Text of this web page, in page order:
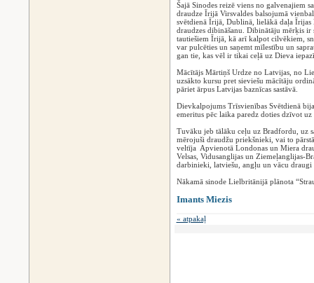
Šajā Sinodes reizē viens no galvenajiem
draudze Īrijā Virsvaldes balsojumā
svētdienā Īrijā, Dublinā, lielākā daļa Īrijas
draudzes dibināšanu. Dibinātāju mērķis
tautiešiem Īrijā, kā arī kalpot cilvēkiem,
var pulcēties un saņemt mīlestību un
gan tie, kas vēl ir tikai ceļā uz Dieva
Mācītājs Mārtiņš Urdze no Latvijas, no
uzsākto kursu pret sieviešu mācītāju
pāriet ārpus Latvijas baznīcas sastāvā.
Dievkalpojums Trīsvienības Svētdienā
emeritus pēc laika paredz doties dzīvot
Tuvāku jeb tālāku ceļu uz Bradfordu, uz
mērojuši draudžu priekšnieki, vai to
veltīja Apvienotā Londonas un Miera
Velsas, Vidusanglijas un Ziemeļanglijas-
darbinieki, latviešu, angļu un vācu
Nākamā sinode Lielbritānijā plānota
Imants Miezis
« atpakaļ